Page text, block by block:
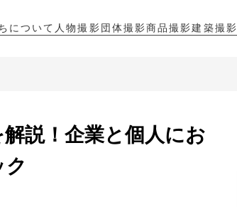
説！企業と個人にお
について 人物撮影団体撮影商品撮影建築撮影